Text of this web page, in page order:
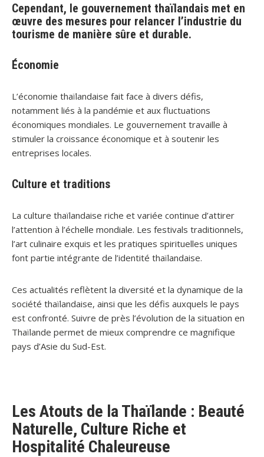
Cependant, le gouvernement thaïlandais met en
œuvre des mesures pour relancer l’industrie du
tourisme de manière sûre et durable.
Économie
L’économie thaïlandaise fait face à divers défis,
notamment liés à la pandémie et aux fluctuations
économiques mondiales. Le gouvernement travaille à
stimuler la croissance économique et à soutenir les
entreprises locales.
Culture et traditions
La culture thaïlandaise riche et variée continue d’attirer
l’attention à l’échelle mondiale. Les festivals traditionnels,
l’art culinaire exquis et les pratiques spirituelles uniques
font partie intégrante de l’identité thaïlandaise.
Ces actualités reflètent la diversité et la dynamique de la
société thaïlandaise, ainsi que les défis auxquels le pays
est confronté. Suivre de près l’évolution de la situation en
Thaïlande permet de mieux comprendre ce magnifique
pays d’Asie du Sud-Est.
Les Atouts de la Thaïlande : Beauté
Naturelle, Culture Riche et
Hospitalité Chaleureuse